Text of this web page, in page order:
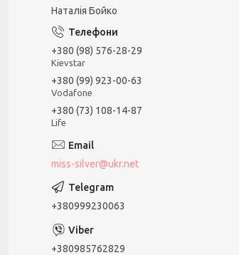
Наталія Бойко
+380 (98) 576-28-29
Kievstar
+380 (99) 923-00-63
Vodafone
+380 (73) 108-14-87
Life
miss-silver@ukr.net
+380999230063
+380985762829